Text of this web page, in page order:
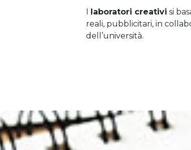
I laboratori creativi si
reali, pubblicitari, in
dell’università.